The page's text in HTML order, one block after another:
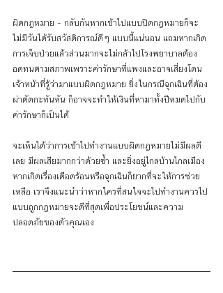
ผิดกฎหมาย - กลับกันหากเข้าไปแบบปิดกฎหมายก็จะ
ไม่มีวันได้รับสวัสดิการณ์ดีๆ แบบนี้แน่นอน แถมหากเกิด
การเจ็บป่วยแล้วส่วนมากจะไม่กล้าไปโรงพยาบาลต้อง
อดทนตามสภาพเพราะค่ารักษาที่แพงและอาจเสี่ยงโดน
เจ้าหน้าที่รู้ว่ามาแบบผิดกฎหมาย ยิ่งในกรณีฉุกเฉินที่ต้อง
ผ่าตัดกะทันหัน ก็อาจจะทำให้เงินที่หามาทั้งปีหมดไปกับ
ค่ารักษาก็เป็นได้
จะเห็นได้ว่าการเข้าไปทำงานแบบผิดกฎหมายไม่มีผลดี
เลย มีผลเสียมากกว่าด้วยซ้ำ และยิ่งอยู่ไกลบ้านไกลเมือง
หากเกิดเรื่องเดือดร้อนหรือฉุกเฉินก็ยากที่จะให้การช่วย
เหลือ เราจึงแนะนำว่าหากใครที่สนใจจะไปทำงานควรไป
แบบถูกกฎหมายจะดีที่สุดเพื่อประโยชน์และความ
ปลอดภัยของตัวคุณเอง